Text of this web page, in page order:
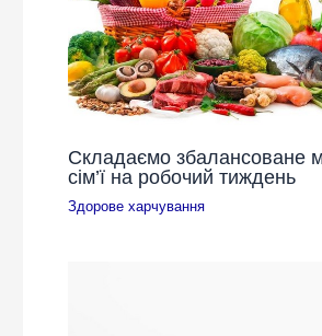
Складаємо збалансоване
сім’ї на робочий тиждень
Здорове харчування